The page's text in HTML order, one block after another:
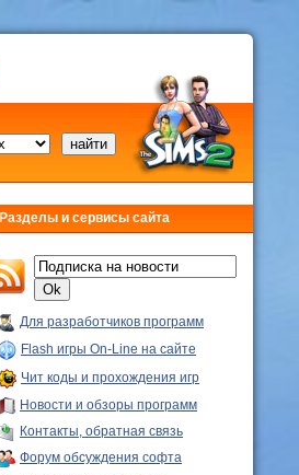
Разделы и сервисы сайта
Для разработчиков программ
Flash игры On-Line на сайте
Чит коды и прохождения игр
Новости и обзоры программ
Контакты, обратная связь
Форум обсуждения софта